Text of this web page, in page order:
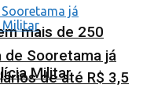
mais de 250
de até R$ 3,5
de Sooretama já
Militar